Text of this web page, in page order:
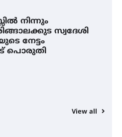
നിന്നും
സ്വദേശി
നേട്ടം
പൊരുതി
View all
മദ്രാസ്സിൽ നിന്നും
– ഇരിങ്ങാലക്കുട
ആതിര എം കെ യുടെ
പൊരുതി